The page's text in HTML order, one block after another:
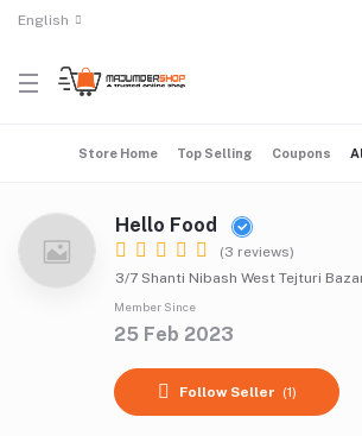
English
Store Home Top Selling Coupons
Hello Food
(3 reviews)
3/7 Shanti Nibash West Tejturi
Member Since
25 Feb 2023
Follow Seller (1)